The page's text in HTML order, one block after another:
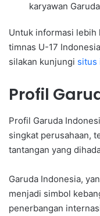
karyawan
Untuk informasi lebih
timnas U-17
silakan kunjungi situs
Profil
Profil Garuda
singkat perusahaan,
tantangan yang
Garuda Indonesia,
menjadi simbol
penerbangan